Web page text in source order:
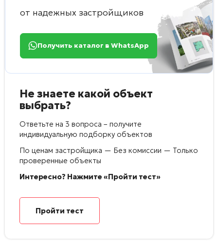
от надежных застройщиков
Получить каталог в WhatsApp
Не знаете какой объект
выбрать?
Ответьте на 3 вопроса – получите
индивидуальную подборку объектов
По ценам застройщика — Без комиссии — Только
проверенные объекты
Интересно? Нажмите «Пройти тест»
Пройти тест